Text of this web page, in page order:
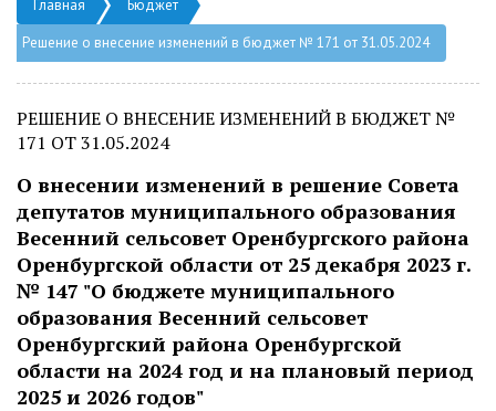
Главная
Бюджет
Решение о внесение изменений в бюджет № 171 от 31.05.2024
РЕШЕНИЕ О ВНЕСЕНИЕ ИЗМЕНЕНИЙ В БЮДЖЕТ №
171 ОТ 31.05.2024
О внесении изменений в решение Совета
депутатов муниципального образования
Весенний сельсовет Оренбургского района
Оренбургской области от 25 декабря 2023 г.
№ 147 "О бюджете муниципального
образования Весенний сельсовет
Оренбургский района Оренбургской
области на 2024 год и на плановый период
2025 и 2026 годов"